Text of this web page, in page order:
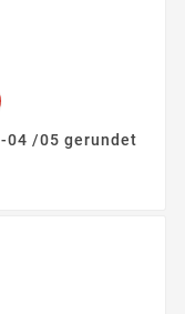
04 /05 gerundet